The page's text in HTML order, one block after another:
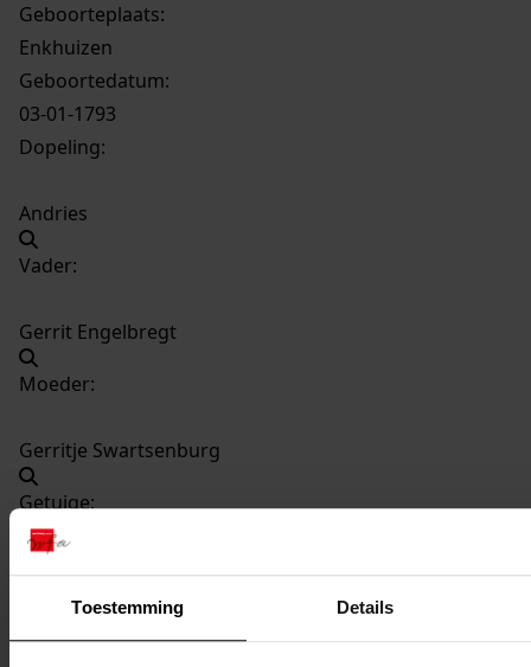
Toestemming Details
Geboorteplaats:
Enkhuizen
Geboortedatum:
03-01-1793
Dopeling:
Andries
Vader:
Gerrit Engelbregt
Moeder:
Gerritje Swartsenburg
Getuige:
Trijntje Swartsenburg
Kerkelijke gezindte: